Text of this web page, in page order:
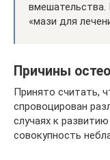
вмешательства.
«мази для
Причины
Принято считать,
спровоцирован
случаях к
совокупность